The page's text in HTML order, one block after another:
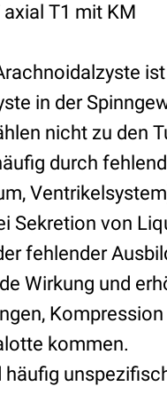
T1 mit KM
in der
nicht zu den
durch
Sekretion von
fehlender
Wirkung und
kommen.
häufig